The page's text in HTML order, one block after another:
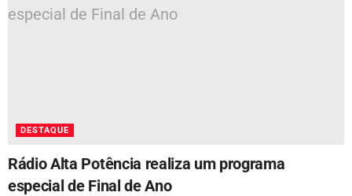
DESTAQUE
Rádio Alta Potência realiza um programa
especial de Final de Ano